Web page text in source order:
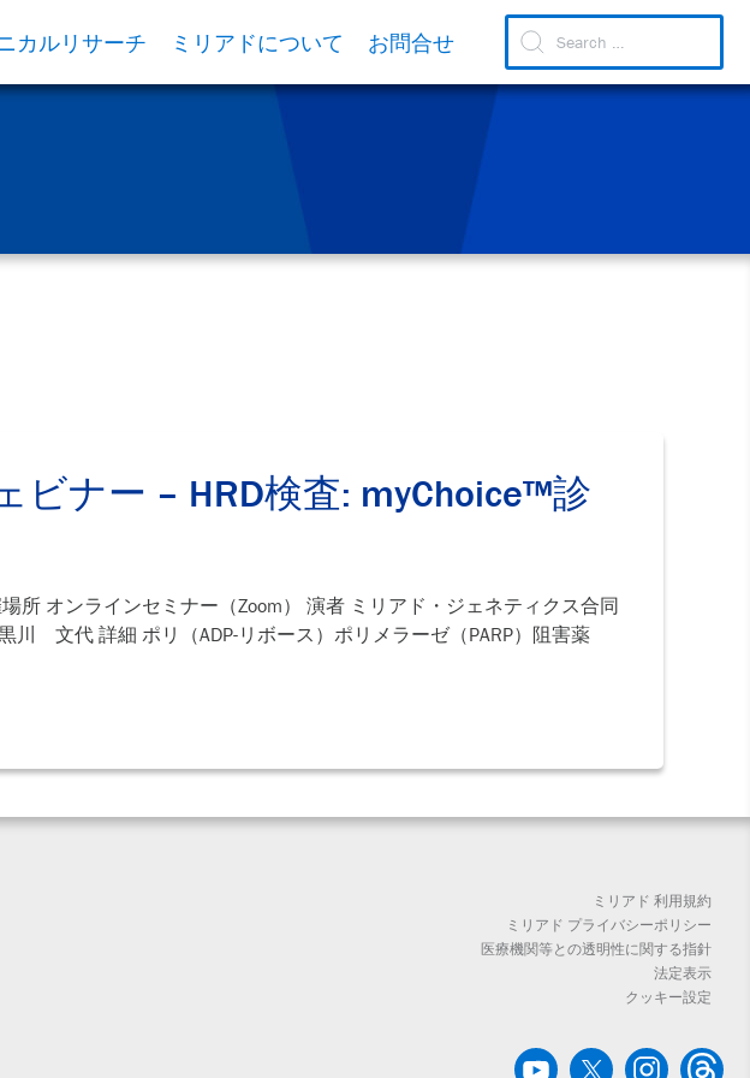
カルリサーチ ミリアドについて お問合せ
ナー – HRD検査: myChoice™診
所 オンラインセミナー（Zoom） 演者 ミリアド・ジェネティクス合同
文代 詳細 ポリ（ADP-リボース）ポリメラーゼ（PARP）阻害薬
ミリアド 利用規約
ミリアド プライバシーポリシー
医療機関等との透明性に関する指針
法定表示
クッキー設定